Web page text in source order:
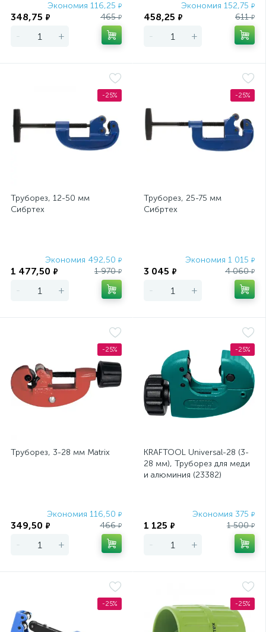
Экономия 116,25 ₽
348,75 ₽ 465₽
- +
Экономия 152,75 ₽
458,25 ₽ 611₽
- +
-25%
Труборез, 12-50 мм
Сибртех
Экономия 492,50 ₽
1 477,50 ₽ 1 970₽
- +
-25%
Труборез, 25-75 мм
Сибртех
Экономия 1 015 ₽
3 045 ₽ 4 060₽
- +
-25%
Труборез, 3-28 мм Matrix
Экономия 116,50 ₽
349,50 ₽ 466₽
- +
-25%
KRAFTOOL Universal-28 (3-
28 мм), Труборез для меди
и алюминия (23382)
Экономия 375 ₽
1 125 ₽ 1 500₽
- +
-25% -25%